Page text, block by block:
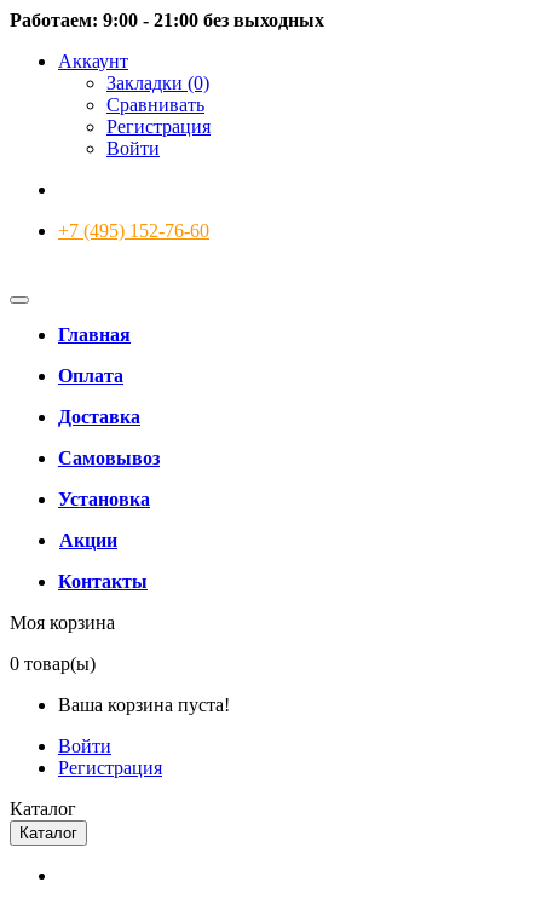
Работаем: 9:00 - 21:00 без выходных
Аккаунт
Закладки (0)
Сравнивать
Регистрация
Войти
+7 (495) 152-76-60
Главная
Оплата
Доставка
Самовывоз
Установка
Акции
Контакты
Моя корзина
0 товар(ы)
Ваша корзина пуста!
Войти
Регистрация
Каталог
Каталог